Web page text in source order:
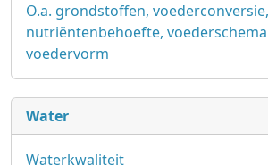
O.a. grondstoffen, voederconversie,
nutriëntenbehoefte,
voedervorm
Water
Waterkwaliteit